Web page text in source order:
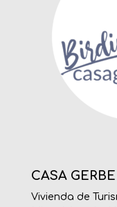
CASA GERBE
Vivienda de